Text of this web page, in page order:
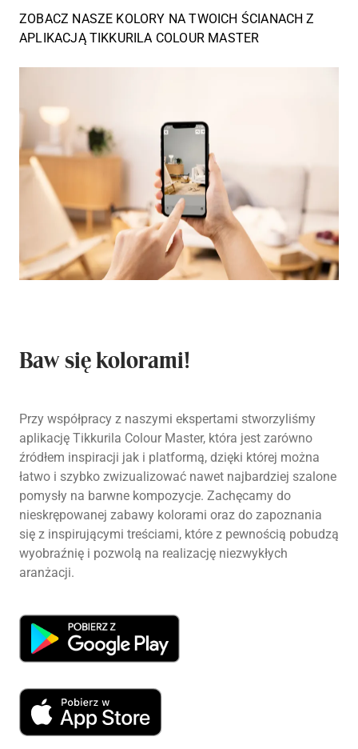
ZOBACZ NASZE KOLORY NA TWOICH ŚCIANACH Z
APLIKACJĄ TIKKURILA COLOUR MASTER
Baw się kolorami!
Przy współpracy z naszymi ekspertami stworzyliśmy
aplikację Tikkurila Colour Master, która jest zarówno
źródłem inspiracji jak i platformą, dzięki której można
łatwo i szybko zwizualizować nawet najbardziej szalone
pomysły na barwne kompozycje. Zachęcamy do
nieskrępowanej zabawy kolorami oraz do zapoznania
się z inspirującymi treściami, które z pewnością pobudzą
wyobraźnię i pozwolą na realizację niezwykłych
aranżacji.